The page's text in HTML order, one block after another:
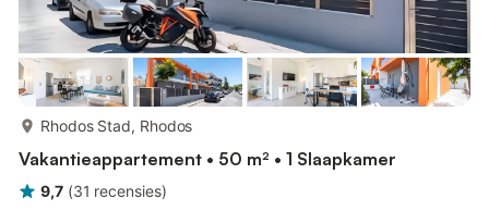
Rhodos Stad, Rhodos
Vakantieappartement • 50 m² • 1 Slaapkamer
9,7 (31 recensies)